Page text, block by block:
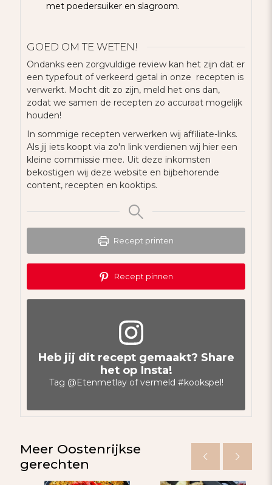
met poedersuiker en slagroom.
GOED OM TE WETEN!
Ondanks een zorgvuldige review kan het zijn dat er
een typefout of verkeerd getal in onze recepten is
verwerkt. Mocht dit zo zijn, meld het ons dan,
zodat we samen de recepten zo accuraat mogelijk
houden!
In sommige recepten verwerken wij affiliate-links.
Als jij iets koopt via zo'n link verdienen wij hier een
kleine commissie mee. Uit deze inkomsten
bekostigen wij deze website en bijbehorende
content, recepten en kooktips.
Recept printen
Recept pinnen
Heb jij dit recept gemaakt? Share
het op Insta!
Tag @Etenmetlayof vermeld #kookspel!
Meer Oostenrijkse
gerechten